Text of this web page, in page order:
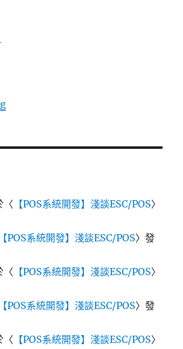
〈 【POS系統開發】淺談ESC/POS〉
【POS系統開發】淺談ESC/POS〉發
〈 【POS系統開發】淺談ESC/POS〉
【POS系統開發】淺談ESC/POS〉發
〈 【POS系統開發】淺談ESC/POS〉